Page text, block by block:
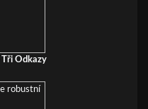
Tři Odkazy